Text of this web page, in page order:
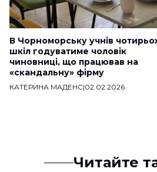
В Чорноморську учнів
шкіл годуватиме чоловік
чиновниці, що працював на
«скандальну» фірму
КАТЕРИНА МАДЕНС|02.02.2026
Читайте